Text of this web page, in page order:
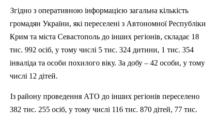
Згідно з оперативною інформацією загальна кількість
громадян України, які переселені з Автономної Республіки
Крим та міста Севастополь до інших регіонів, складає 18
тис. 992 осіб, у тому числі 5 тис. 324 дитини, 1 тис. 354
інваліда та особи похилого віку. За добу – 42 особи, у тому
числі 12 дітей.
Із району проведення АТО до інших регіонів переселено
382 тис. 255 осіб, у тому числі 116 тис. 870 дітей, 77 тис.